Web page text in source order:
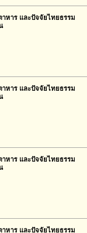
หาร และปัจจัยไทยธรรม
หาร และปัจจัยไทยธรรม
หาร และปัจจัยไทยธรรม
หาร และปัจจัยไทยธรรม